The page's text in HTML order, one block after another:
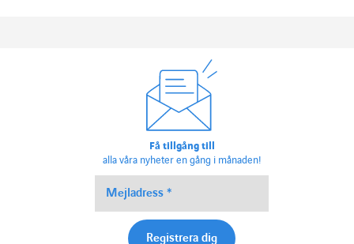
Få tillgång till
alla våra nyheter en gång i månaden!